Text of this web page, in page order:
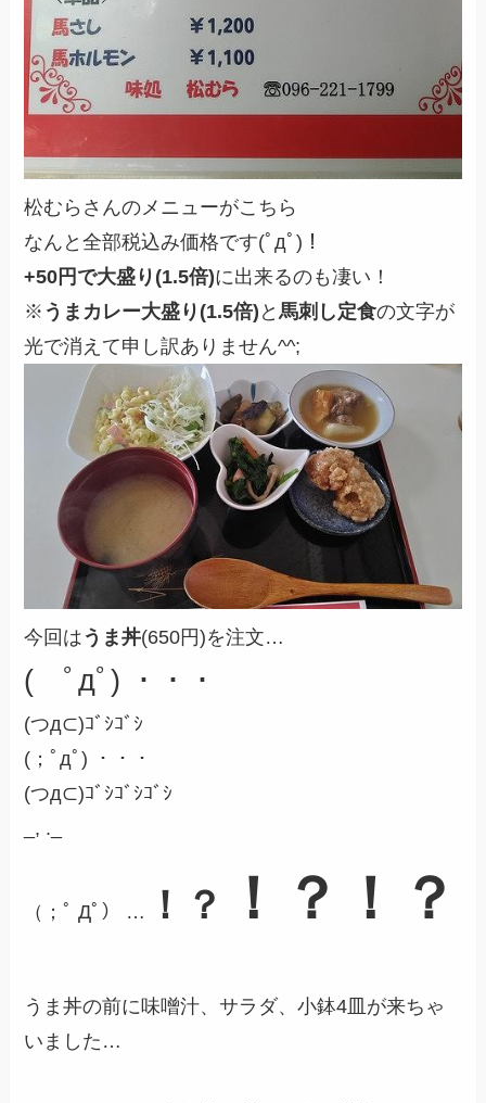
松むらさんのメニューがこちら
なんと全部税込み価格です(ﾟдﾟ)！
+50円で大盛り (1.5倍)に出来るのも凄い！
※ うまカレー大盛り(1.5倍) と馬刺し定食の文字が
光で消えて申し訳ありません^^;
今回は うま丼(650円)を注文…
( ﾟдﾟ) ・・・
(つд⊂)ｺﾞｼｺﾞｼ
(；ﾟдﾟ) ・・・
(つд⊂)ｺﾞｼｺﾞｼｺﾞｼ
_, ._
（；ﾟ Дﾟ） … ！？ ！？ ！？
うま丼の前に味噌汁、サラダ、小鉢4皿が来ちゃ
いました…